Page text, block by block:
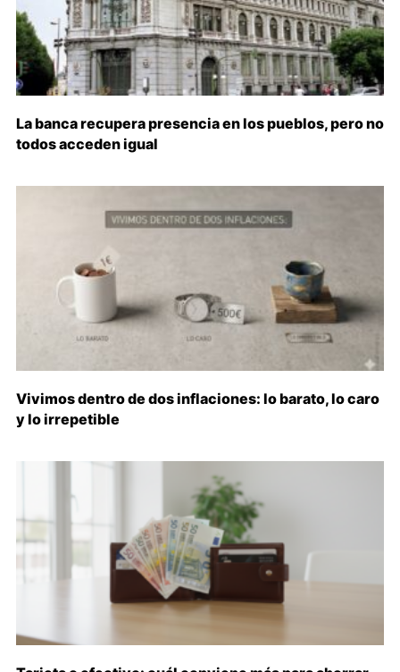
La banca recupera presencia en los pueblos, pero no
todos acceden igual
Vivimos dentro de dos inflaciones: lo barato, lo caro
y lo irrepetible